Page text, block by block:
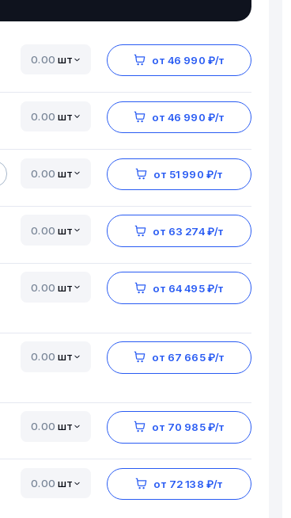
шт от 46 990 ₽/т
шт от 46 990 ₽/т
шт от 51 990 ₽/т
шт от 63 274 ₽/т
шт от 64 495 ₽/т
шт от 67 665 ₽/т
шт от 70 985 ₽/т
шт от 72 138 ₽/т